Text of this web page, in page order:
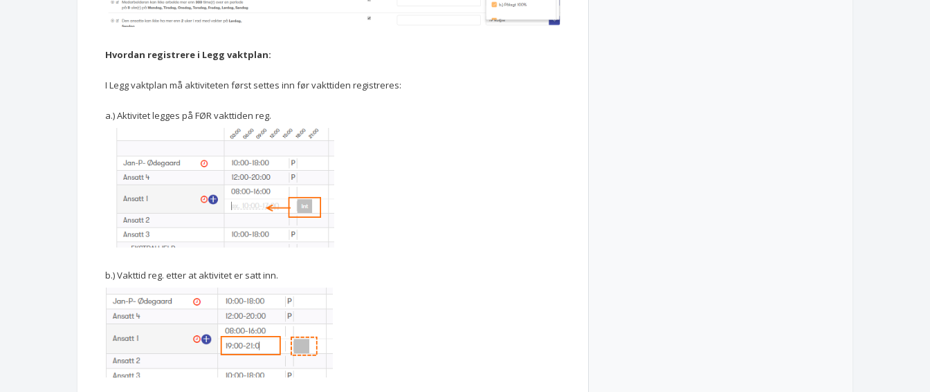
Hvordan registrere i Legg vaktplan:
I Legg vaktplan må aktiviteten først settes inn før vakttiden registreres:
a.) Aktivitet legges på FØR vakttiden reg.
b.) Vakttid reg. etter at aktivitet er satt inn.